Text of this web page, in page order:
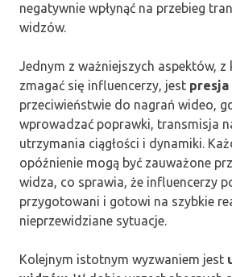
negatywnie wpłynąć na przebieg
widzów.
Jednym z ważniejszych aspektów,
zmagać się influencerzy, jest presja
przeciwieństwie do nagrań wideo,
wprowadzać poprawki, transmisja
utrzymania ciągłości i dynamiki.
opóźnienie mogą być zauważone
widza, co sprawia, że influencerzy
przygotowani i gotowi na szybkie
nieprzewidziane sytuacje.
Kolejnym istotnym wyzwaniem jest